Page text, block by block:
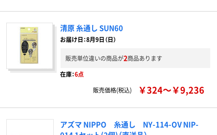
清原 糸通し SUN60
お届け日：8月9日（日）
販売単位違いの商品が2商品あります
在庫：6点
販売価格(税込)
￥324～￥9,236
アズマ NIPPO 糸通し NY-114-OV NIP-